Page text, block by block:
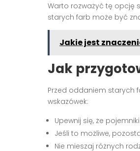
Warto rozważyć tę opcję
starych farb może być
Jakie jest
Jak
Przed oddaniem starych
wskazówek:
Upewnij się, że
Jeśli to możliwe,
Nie mieszaj różnych